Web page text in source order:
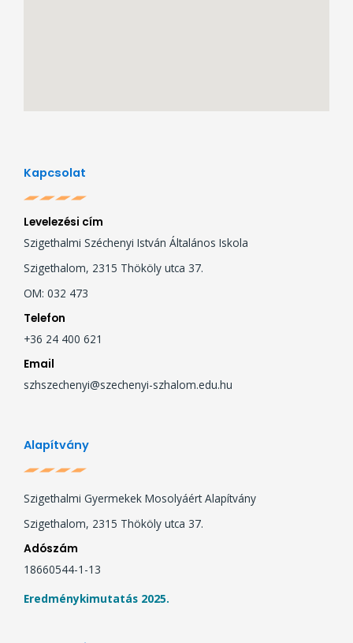
Kapcsolat
Levelezési cím
Szigethalmi Széchenyi István Általános Iskola
Szigethalom, 2315 Thököly utca 37.
OM: 032 473
Telefon
+36 24 400 621
Email
szhszechenyi@szechenyi-szhalom.edu.hu
Alapítvány
Szigethalmi Gyermekek Mosolyáért Alapítvány
Szigethalom, 2315 Thököly utca 37.
Adószám
18660544-1-13
Eredménykimutatás 2025.